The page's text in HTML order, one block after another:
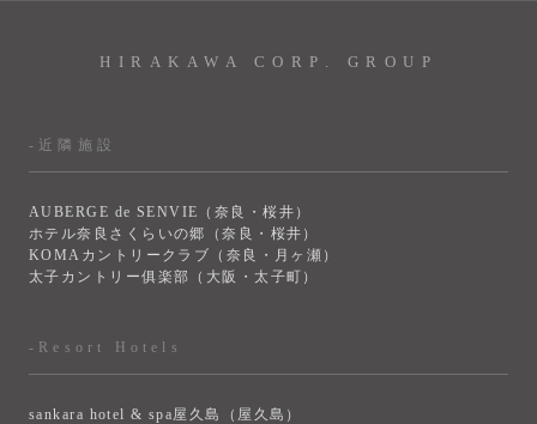
HIRAKAWA CORP. GROUP
-近隣施設
AUBERGE de SENVIE（奈良・桜井）
ホテル奈良さくらいの郷（奈良・桜井）
KOMAカントリークラブ（奈良・月ヶ瀬）
太子カントリー俱楽部（大阪・太子町）
-Resort Hotels
sankara hotel & spa屋久島（屋久島）